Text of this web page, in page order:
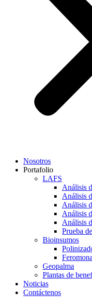
Nosotros
Portafolio
LAFS
Análisis
Análisis
Análisis
Análisis
Análisis
Prueba
Bioinsumos
Geopalma
Plantas de
Noticias
Contáctenos